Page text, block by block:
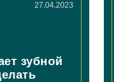
27.04.2023
зубной